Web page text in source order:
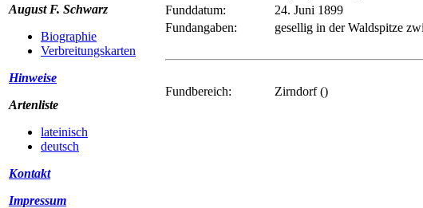
August F. Schwarz
Biographie
Verbreitungskarten
Hinweise
Artenliste
lateinisch
deutsch
Kontakt
Impressum
Funddatum:
24. Juni 1899
Fundangaben:
gesellig in der Waldspitze
Fundbereich: Zirndorf ()